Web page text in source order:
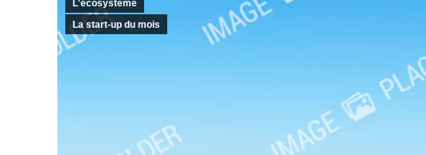
L'écosystème
La start-up du mois